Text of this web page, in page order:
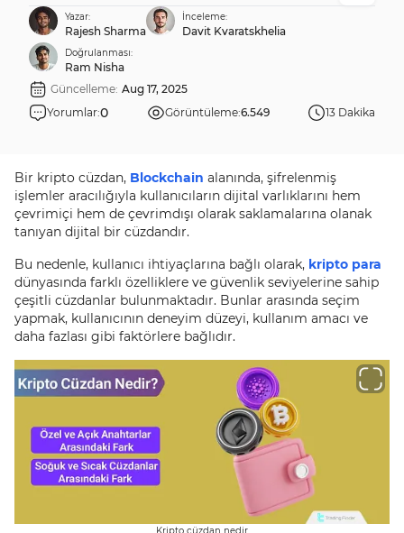
Yazar:
Rajesh Sharma
İnceleme:
Davit Kvaratskhelia
Doğrulanması:
Ram Nisha
Güncelleme: Aug 17, 2025
Yorumlar:0 Görüntüleme:6.549 13 Dakika
Bir kripto cüzdan, Blockchain alanında, şifrelenmiş
işlemler aracılığıyla kullanıcıların dijital varlıklarını hem
çevrimiçi hem de çevrimdışı olarak saklamalarına olanak
tanıyan dijital bir cüzdandır.
Bu nedenle, kullanıcı ihtiyaçlarına bağlı olarak, kripto para
dünyasında farklı özelliklere ve güvenlik seviyelerine sahip
çeşitli cüzdanlar bulunmaktadır. Bunlar arasında seçim
yapmak, kullanıcının deneyim düzeyi, kullanım amacı ve
daha fazlası gibi faktörlere bağlıdır.